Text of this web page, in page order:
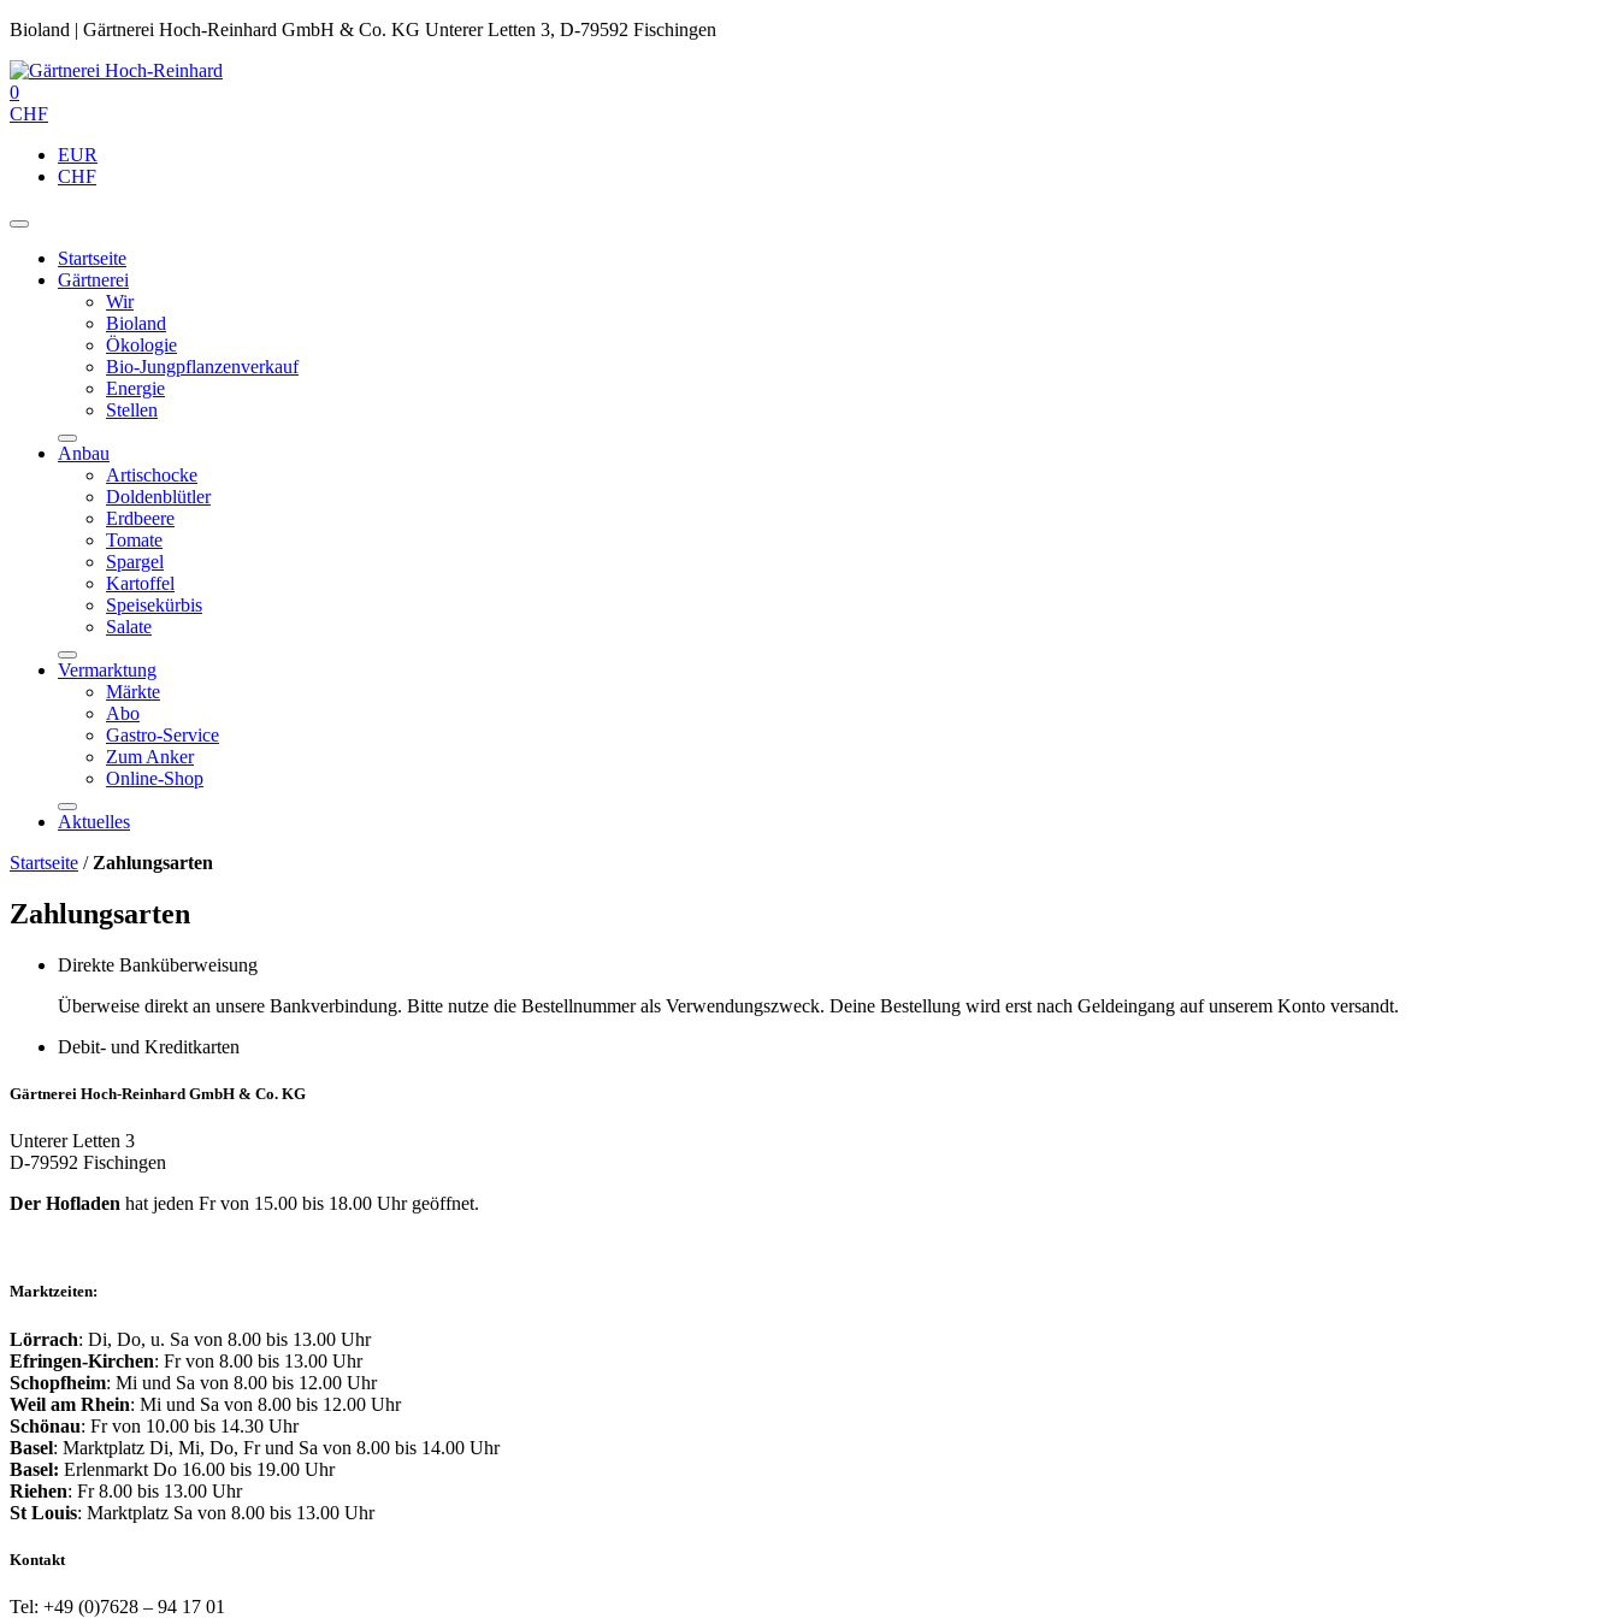
Bioland | Gärtnerei Hoch-Reinhard GmbH & Co. KG Unterer Letten 3, D-79592 Fischingen
0
CHF
EUR
CHF
Startseite
Gärtnerei
Wir
Bioland
Ökologie
Bio-Jungpflanzenverkauf
Energie
Stellen
Anbau
Artischocke
Doldenblütler
Erdbeere
Tomate
Spargel
Kartoffel
Speisekürbis
Salate
Vermarktung
Märkte
Abo
Gastro-Service
Zum Anker
Online-Shop
Aktuelles
Startseite / Zahlungsarten
Zahlungsarten
Direkte Banküberweisung
Überweise direkt an unsere Bankverbindung. Bitte nutze die Bestellnummer als Verwendungszweck. Deine Bestellung wird erst nach Geldeingang auf unserem Konto versandt.
Debit- und Kreditkarten
Gärtnerei Hoch-Reinhard GmbH & Co. KG
Unterer Letten 3
D-79592 Fischingen
Der Hofladen hat jeden Fr von 15.00 bis 18.00 Uhr geöffnet.
Marktzeiten:
Lörrach: Di, Do, u. Sa von 8.00 bis 13.00 Uhr
Efringen-Kirchen: Fr von 8.00 bis 13.00 Uhr
Schopfheim: Mi und Sa von 8.00 bis 12.00 Uhr
Weil am Rhein: Mi und Sa von 8.00 bis 12.00 Uhr
Schönau: Fr von 10.00 bis 14.30 Uhr
Basel: Marktplatz Di, Mi, Do, Fr und Sa von 8.00 bis 14.00 Uhr
Basel: Erlenmarkt Do 16.00 bis 19.00 Uhr
Riehen: Fr 8.00 bis 13.00 Uhr
St Louis: Marktplatz Sa von 8.00 bis 13.00 Uhr
Kontakt
Tel: +49 (0)7628 – 94 17 01